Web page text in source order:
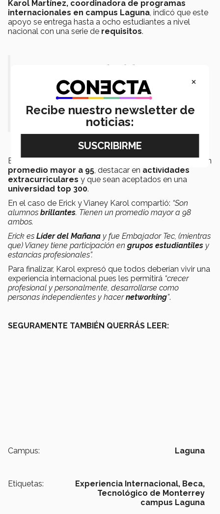
Karol Martínez, coordinadora de programas
internacionales en campus Laguna, indicó que este
apoyo se entrega hasta a ocho estudiantes a nivel
nacional con una serie de requisitos.
“Me emociona salir del país,
rodearme de retos y vivir una alta
exigencia académica”.- Erick
Vázquez
Entre ellos las y los alumnos interesados deben tener un
promedio mayor a 95, destacar en actividades
extracurriculares y que sean aceptados en una
universidad top 300.
En el caso de Erick y Vianey Karol compartió: “Son
alumnos brillantes. Tienen un promedio mayor a 98
ambos.
Erick es Líder del Mañana y fue Embajador Tec, (mientras
que) Vianey tiene participación en grupos estudiantiles y
estancias profesionales”.
Para finalizar, Karol expresó que todos deberían vivir una
experiencia internacional pues les permitirá “crecer
profesional y personalmente, desarrollarse como
personas independientes y hacernetworking”.
SEGURAMENTE TAMBIÉN QUERRÁS LEER:
Campus: Laguna
Etiquetas: Experiencia Internacional, Beca,
Tecnológico de Monterrey
campus Laguna
×
Recibe nuestro newsletter de
noticias: